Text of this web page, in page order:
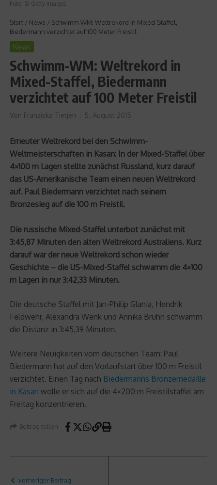
Foto: © Getty Images
Start / News / Schwimm-WM: Weltrekord in Mixed-Staffel,
Biedermann verzichtet auf 100 Meter Freistil
News
Schwimm-WM: Weltrekord in
Mixed-Staffel, Biedermann
verzichtet auf 100 Meter Freistil
Von Franziska Tietjen 5. August 2015
Erneuter Weltrekord bei den Schwimm-
Weltmeisterschaften in Kasan: In der Mixed-Staffel über
4×100 m Lagen stellte zunächst Russland, kurz darauf
das US-Amerikanische Team einen neuen Weltrekord
auf. Paul Biedermann verzichtet nach seinem
Bronzesieg auf die 100 m Freistil.
Die russische Mixed-Staffel unterbot zunächst mit
3:45,87 Minuten den alten Weltrekord Australiens. Kurz
darauf war der neue Weltrekord schon wieder
Geschichte – die US-Mixed-Staffel schwamm die 4×100
m Lagen in nur 3:42,33 Minuten.
Die deutsche Staffel mit Jan-Philip Glania, Hendrik
Feldwehr, Alexandra Wenk und Annika Bruhn schwamm
die Distanz in 3:45,39 Minuten.
Weitere Neuigkeiten vom deutschen Team: Paul
Biedermann hat auf den Vorlaufstart über 100 m Freistil
verzichtet. Einen Tag nach Biedermanns Bronzemedaille
in Kasan wolle er sich auf die 4×200 m Freistilstaffel am
Freitag konzentrieren.
Beitrag teilen
vorheriger Beitrag